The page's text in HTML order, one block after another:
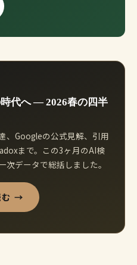
代へ ― 2026春の四半
、Googleの公式見解、引用
まで。この3ヶ月のAI検
データで総括しました。
む →